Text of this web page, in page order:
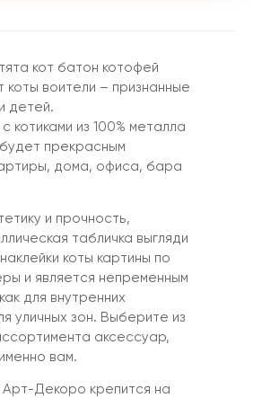
кот батон котофей
коты воители – признанные
детей.
котиками из 100% металла
прекрасным
дома, офиса, бара
и прочность,
табличка выгляди
коты картины по
и является непременным
для внутренних
уличных зон. Выберите из
аксессуар,
вам.
Декоро крепится на